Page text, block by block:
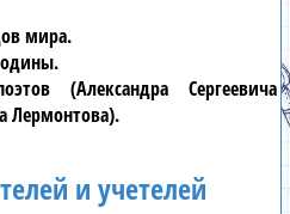
мира.
(Александра Сергеевича
Лермонтова).
и учетелей